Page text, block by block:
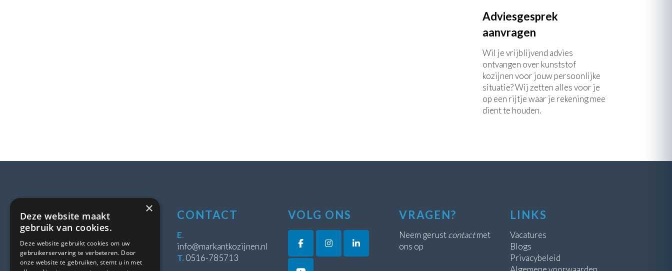
Adviesgesprek
aanvragen
Wil je vrijblijvend advies
ontvangen over kunststof
kozijnen voor jouw persoonlijke
situatie? Wij zetten alles voor je
op een rijtje waar je rekening mee
dient te houden.
LOCATIE
8431 WE Oosterwolde
CONTACT
E.
info@markantkozijnen.nl
T. 0516-785713
VOLG ONS VRAGEN?
Neem gerustcontactmet
ons op
LINKS
Vacatures
Blogs
Privacybeleid
×
Deze website maakt
gebruik van cookies.
Deze website gebruikt cookies om uw
gebruikerservaring te verbeteren. Door
onze website te gebruiken, stemt u in met